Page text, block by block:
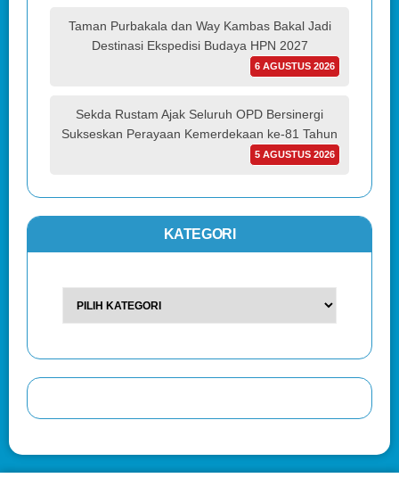
Taman Purbakala dan Way Kambas Bakal Jadi
Destinasi Ekspedisi Budaya HPN 2027
6 AGUSTUS 2026
Sekda Rustam Ajak Seluruh OPD Bersinergi
Sukseskan Perayaan Kemerdekaan ke-81 Tahun
5 AGUSTUS 2026
KATEGORI